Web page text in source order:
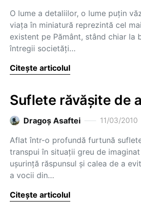
O lume a detaliilor, o lume puţin
viaţa în miniatură reprezintă cel
existent pe Pământ, stând chiar la
întregii societăţi…
Citește articolul
Suflete răvăşite de
Dragoş Asaftei 11/03/2010
Aflat într-o profundă furtună
transpui în situaţii greu de
uşurinţă răspunsul şi calea de a
a vocii din…
Citește articolul